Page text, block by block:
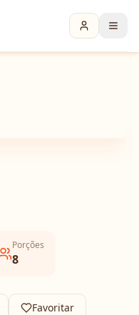
Porções
8
Favoritar